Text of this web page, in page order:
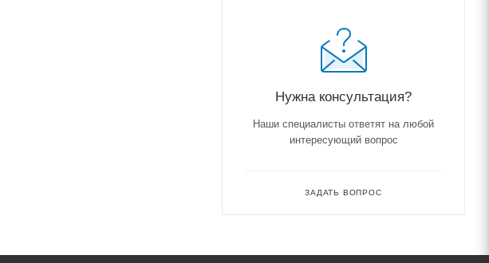
Нужна консультация?
Наши специалисты ответят на любой
интересующий вопрос
ЗАДАТЬ ВОПРОС